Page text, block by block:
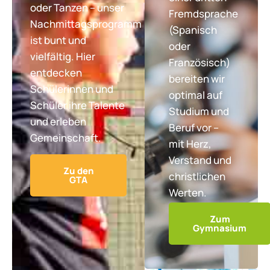
oder Tanzen – unser
Nachmittagsprogramm
ist bunt und
vielfältig. Hier
entdecken
Schülerinnen und
Schüler ihre Talente
und erleben
Gemeinschaft.
Zu den
GTA
Fremdsprache
(Spanisch
oder
Französisch)
bereiten wir
optimal auf
Studium und
Beruf vor –
mit Herz,
Verstand und
christlichen
Werten.
Zum
Gymnasium